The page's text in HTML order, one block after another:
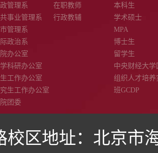
管理系
事业管理系
管理系
政治系
办公室
科研办公室
工作办公室
生工作办公室
团委
在职教师
行政教辅
本科生
学术硕士
MPA
博士生
留学生
中央财经大学
组织人才培养
班GCDP
校区地址：北京市